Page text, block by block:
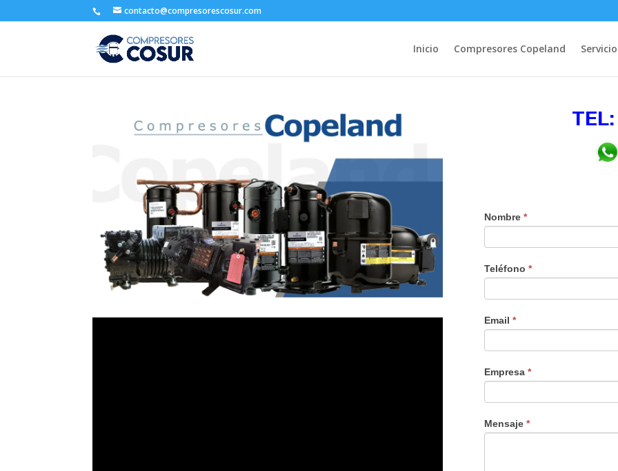
contacto@compresorescosur.com
Inicio Compresores Copeland
Nombre *
Teléfono *
Email *
Empresa *
Mensaje *